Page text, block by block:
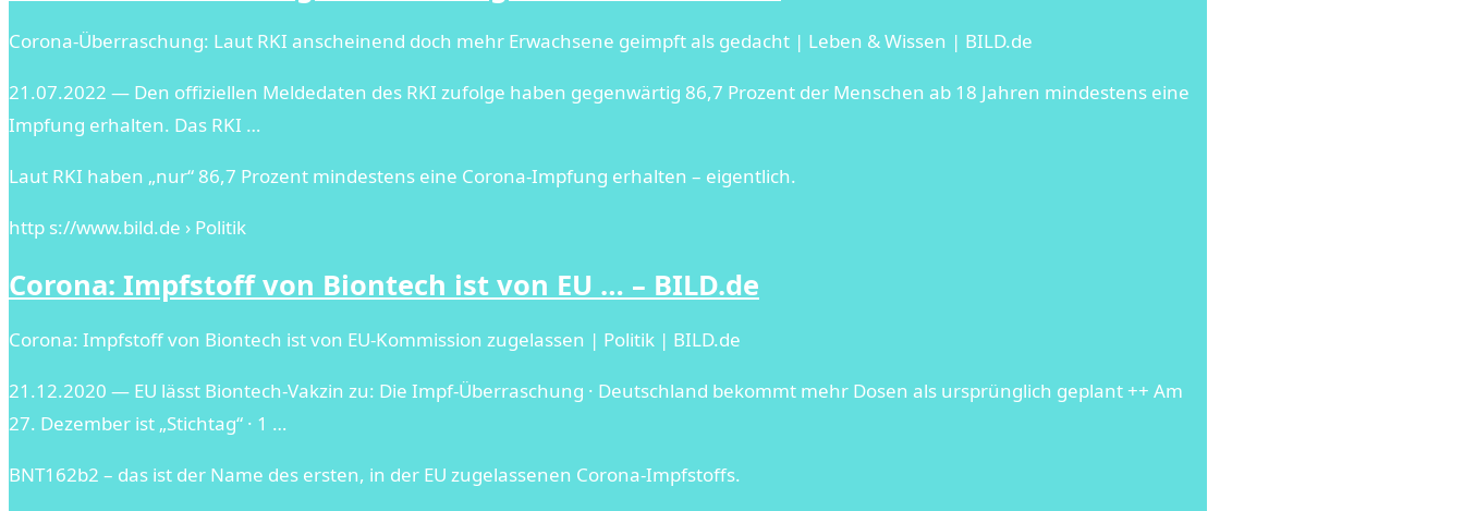
Corona-Überraschung: Laut RKI anscheinend doch mehr Erwachsene geimpft als gedacht | Leben & Wissen | BILD.de
21.07.2022 — Den offiziellen Meldedaten des RKI zufolge haben gegenwärtig 86,7 Prozent der Menschen ab 18 Jahren mindestens eine
Impfung erhalten. Das RKI …
Laut RKI haben „nur“ 86,7 Prozent mindestens eine Corona-Impfung erhalten – eigentlich.
http s://www.bild.de › Politik
Corona: Impfstoff von Biontech ist von EU … – BILD.de
Corona: Impfstoff von Biontech ist von EU-Kommission zugelassen | Politik | BILD.de
21.12.2020 — EU lässt Biontech-Vakzin zu: Die Impf-Überraschung · Deutschland bekommt mehr Dosen als ursprünglich geplant ++ Am
27. Dezember ist „Stichtag“ · 1 …
BNT162b2 – das ist der Name des ersten, in der EU zugelassenen Corona-Impfstoffs.